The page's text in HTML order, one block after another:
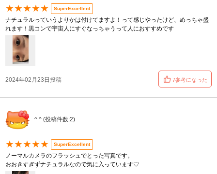
★★★★★ SuperExcellent
ナチュラルっていうよりかは付けてますよ！って感じやったけど、めっちゃ盛
れます！黒コンで宇宙人にすぐなっちゃうって人におすすめです
2024年02月23日投稿 7参考になった
^ ^ (投稿件数:2)
★★★★★ SuperExcellent
ノーマルカメラのフラッシュでとった写真です。
おおきすぎずナチュラルなので気に入っています♡